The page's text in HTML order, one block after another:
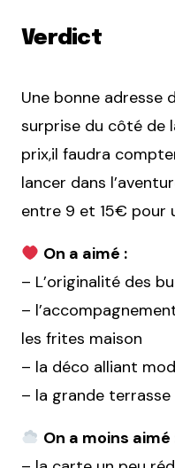
Verdict
Une bonne adresse
surprise du côté de
prix,il faudra
lancer dans
entre 9 et 15€ pour
On a aimé :
– L’originalité des
–
les frites maison
– la déco alliant
– la grande terrasse
On a moins aimé